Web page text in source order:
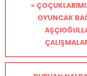
«
OYUNCAK